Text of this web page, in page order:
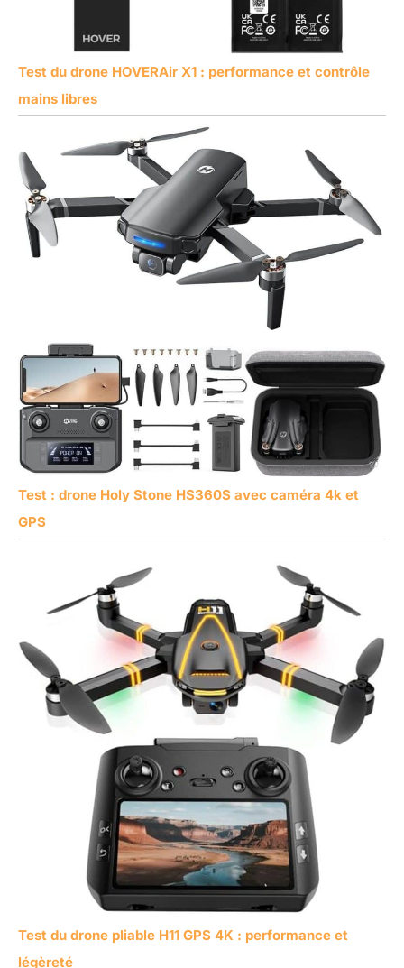
Test du drone HOVERAir X1 : performance et contrôle
mains libres
Test : drone Holy Stone HS360S avec caméra 4k et
GPS
Test du drone pliable H11 GPS 4K : performance et
légèreté